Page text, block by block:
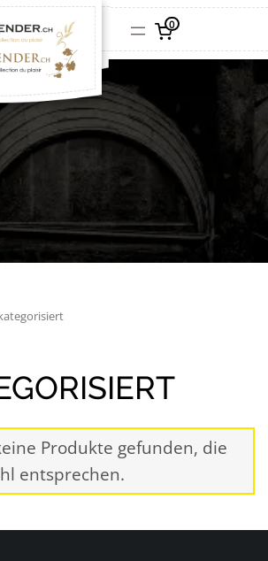
0
Produkte gefunden, die
entsprechen.